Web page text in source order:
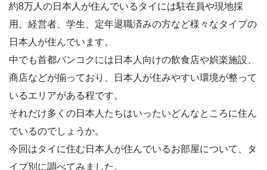
約8万人の日本人が住んでいるタイには駐在員や現地採
用、経営者、学生、定年退職済みの方など様々なタイプの
日本人が住んでいます。
中でも首都バンコクには日本人向けの飲食店や娯楽施設、
商店などが揃っており、日本人が住みやすい環境が整って
いるエリアがある程です。
それだけ多くの日本人たちはいったいどんなところに住ん
でいるのでしょうか。
今回はタイに住む日本人が住んでいるお部屋について、タ
イプ別に調べてみました。